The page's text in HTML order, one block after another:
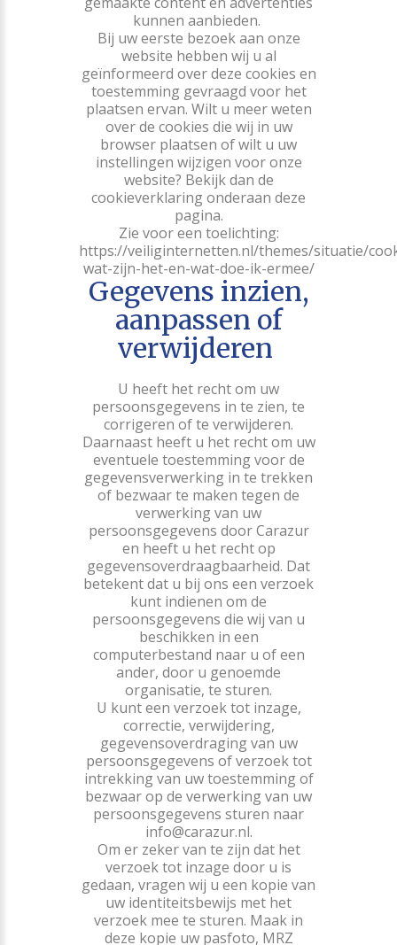
kunnen aanbieden.
Bij uw eerste bezoek aan onze
website hebben wij u al
geïnformeerd over deze cookies en
toestemming gevraagd voor het
plaatsen ervan. Wilt u meer weten
over de cookies die wij in uw
browser plaatsen of wilt u uw
instellingen wijzigen voor onze
website? Bekijk dan de
cookieverklaring onderaan deze
pagina.
Zie voor een toelichting:
https://veiliginternetten.nl/themes/situatie/
wat-zijn-het-en-wat-doe-ik-ermee/
Gegevens inzien,
aanpassen of
verwijderen
U heeft het recht om uw
persoonsgegevens in te zien, te
corrigeren of te verwijderen.
Daarnaast heeft u het recht om uw
eventuele toestemming voor de
gegevensverwerking in te trekken
of bezwaar te maken tegen de
verwerking van uw
persoonsgegevens door Carazur
en heeft u het recht op
gegevensoverdraagbaarheid. Dat
betekent dat u bij ons een verzoek
kunt indienen om de
persoonsgegevens die wij van u
beschikken in een
computerbestand naar u of een
ander, door u genoemde
organisatie, te sturen.
U kunt een verzoek tot inzage,
correctie, verwijdering,
gegevensoverdraging van uw
persoonsgegevens of verzoek tot
intrekking van uw toestemming of
bezwaar op de verwerking van uw
persoonsgegevens sturen naar
info@carazur.nl.
Om er zeker van te zijn dat het
verzoek tot inzage door u is
gedaan, vragen wij u een kopie van
uw identiteitsbewijs met het
verzoek mee te sturen. Maak in
deze kopie uw pasfoto, MRZ